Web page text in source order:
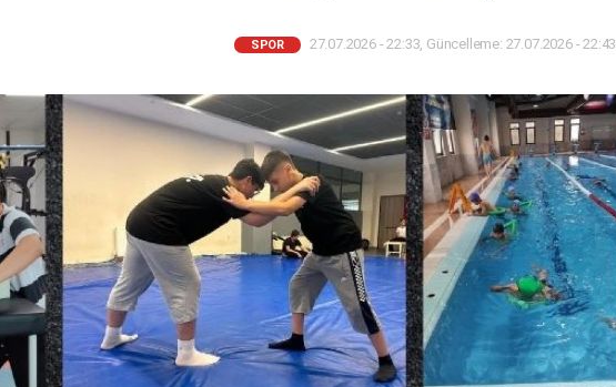
SPOR 27.07.2026 - 22:33, Güncelleme: 27.07.2026 - 22:43